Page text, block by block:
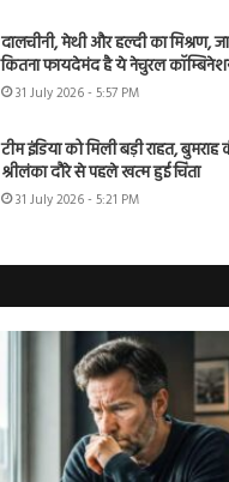
दालचीनी, मेथी और हल्दी का मिश्रण,
कितना फायदेमंद है ये नेचुरल
31 July 2026 - 5:57 PM
टीम इंडिया को मिली बड़ी राहत,
श्रीलंका दौरे से पहले खत्म हुई चिंता
31 July 2026 - 5:21 PM